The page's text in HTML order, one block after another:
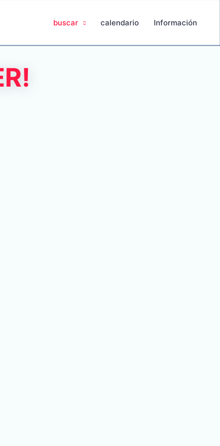
buscar calendario Información